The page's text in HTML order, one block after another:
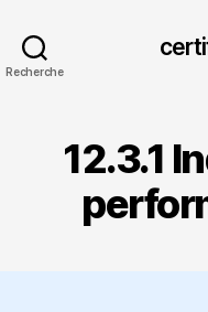
Recherche
12.3.1